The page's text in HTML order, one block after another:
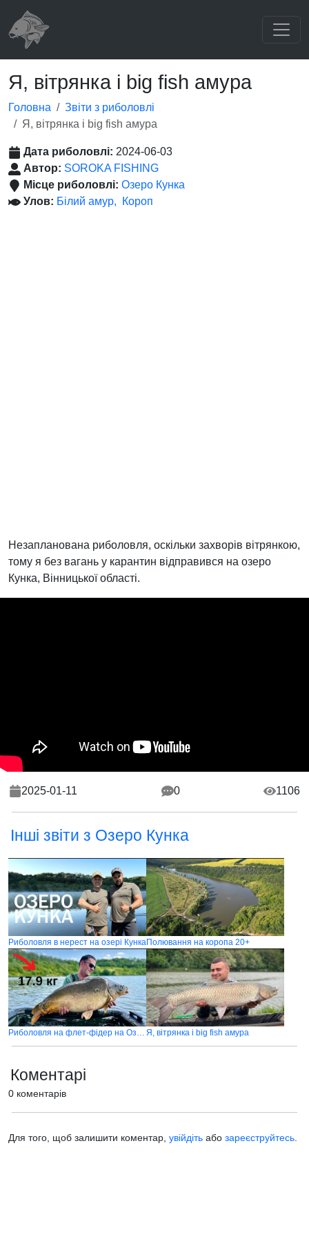
Я, вітрянка і big fish амура
Головна
Звіти з риболовлі
Я, вітрянка і big fish амура
Дата риболовлі: 2024-06-03
Автор: SOROKA FISHING
Місце риболовлі: Озеро Кунка
Улов: Білий амур Короп
Незапланована риболовля, оскільки захворів вітрянкою,
тому я без вагань у карантин відправився на озеро
Кунка, Вінницької області.
2025-01-11 0 1106
Інші звіти з Озеро Кунка
Риболовля в нерест на озері КункаПолювання на коропа 20+
Риболовля на флет-фідер на Озері Кунка Я, вітрянка і big fish амура
Коментарі
0 коментарів
Для того, щоб залишити коментар, увійдіть або зареєструйтесь